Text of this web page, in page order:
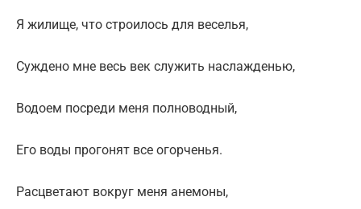
Я жилище, что строилось для веселья,
Суждено мне весь век служить наслажденью,
Водоем посреди меня полноводный,
Его воды прогонят все огорченья.
Расцветают вокруг меня анемоны,